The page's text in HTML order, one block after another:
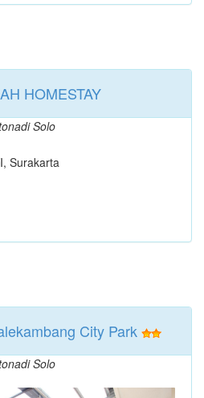
HOMESTAY
Solo
Surakarta
City Park
Solo